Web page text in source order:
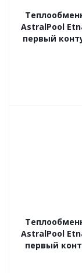
AstralPool
первый
AstralPool
первый